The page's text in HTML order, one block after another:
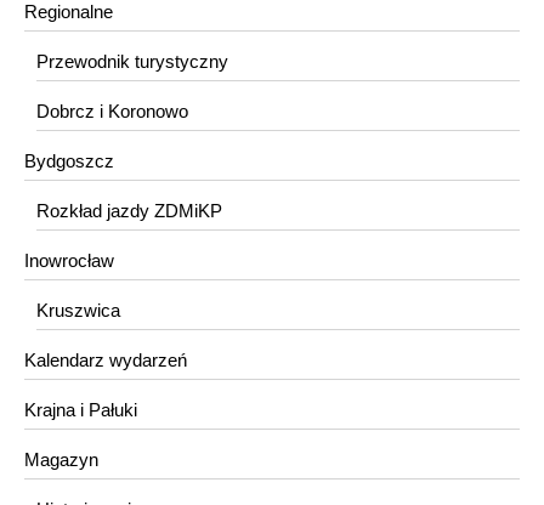
Regionalne
Przewodnik turystyczny
Dobrcz i Koronowo
Bydgoszcz
Rozkład jazdy ZDMiKP
Inowrocław
Kruszwica
Kalendarz wydarzeń
Krajna i Pałuki
Magazyn